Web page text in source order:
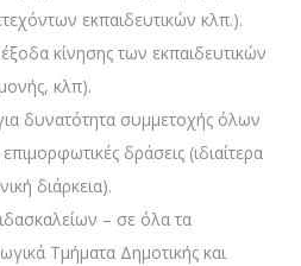
εκπαιδευτικών κλπ.).
κίνησης των εκπαιδευτικών
κλπ).
δυνατότητα συμμετοχής όλων
δράσεις (ιδιαίτερα
διάρκεια).
– σε όλα τα
Τμήματα Δημοτικής και